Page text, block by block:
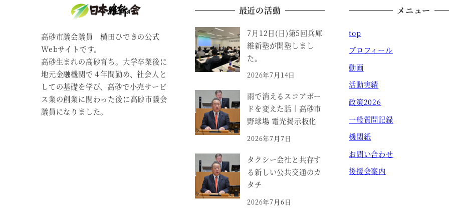
高砂市議会議員 横田ひできの公式
Webサイトです。
高砂生まれの高砂育ち。大学卒業後に
地元金融機関で４年間勤め、社会人と
しての基礎を学び、高砂で小売サービ
ス業の創業に関わった後に高砂市議会
議員になりました。
最近の活動
7月12日(日)第5回兵庫
維新塾が開塾しまし
た。
2026年7月14日
雨で消えるスコアボー
ドを変えた話｜高砂市
野球場 電光掲示板化
2026年7月7日
タクシー会社と共存す
る新しい公共交通のカ
タチ
2026年7月6日
メニュー
top
プロフィール
動画
活動実績
政策2026
一般質問記録
機関紙
お問い合わせ
後援会案内